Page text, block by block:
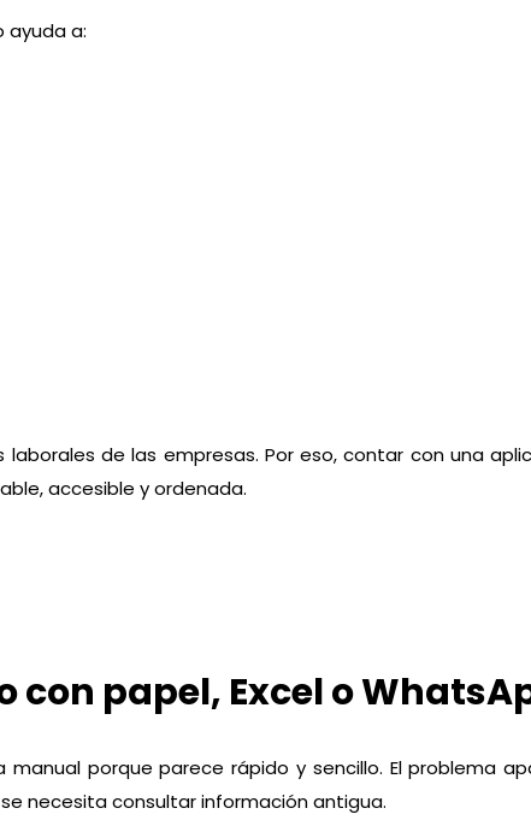
ayuda a:
de las empresas. Por eso, contar con una
accesible y ordenada.
papel, Excel o
porque parece rápido y sencillo. El problema
necesita consultar información antigua.